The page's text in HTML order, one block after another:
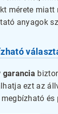
mérete
anyagok
garancia
ezt az
megbízható